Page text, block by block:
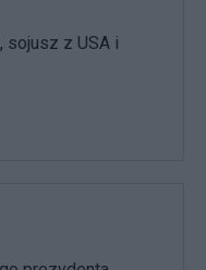
sojusz z USA i